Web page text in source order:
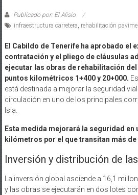
Publicado por: El Alisio
infraestructura carretera rehabilitación
El Cabildo de Tenerife ha aprobado el
contratación y el pliego de cláusulas
ejecutar las obras de rehabilitación
puntos kilométricos 1+400 y 20+000.
está destinada a mejorar la seguridad
circulación en uno de los principales
Isla.
Esta medida mejorará la seguridad en
kilómetros por el que transitan más
Inversión y distribución de
La inversión global asciende a 16,1
y las obras se ejecutarán en dos lotes